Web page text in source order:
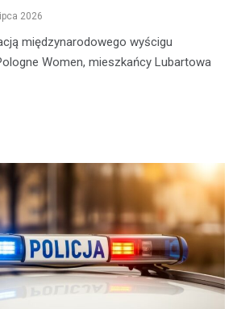
2026
międzynarodowego wyścigu
Women, mieszkańcy Lubartowa